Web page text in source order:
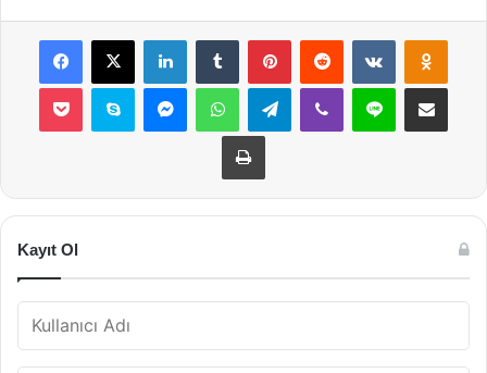
Facebook
X LinkedInTumblr PinterestReddit VKontakte
Pocket Skype MessengerWhatsAppTelegramViber Line E-Posta ile
Yazdır
Kayıt Ol